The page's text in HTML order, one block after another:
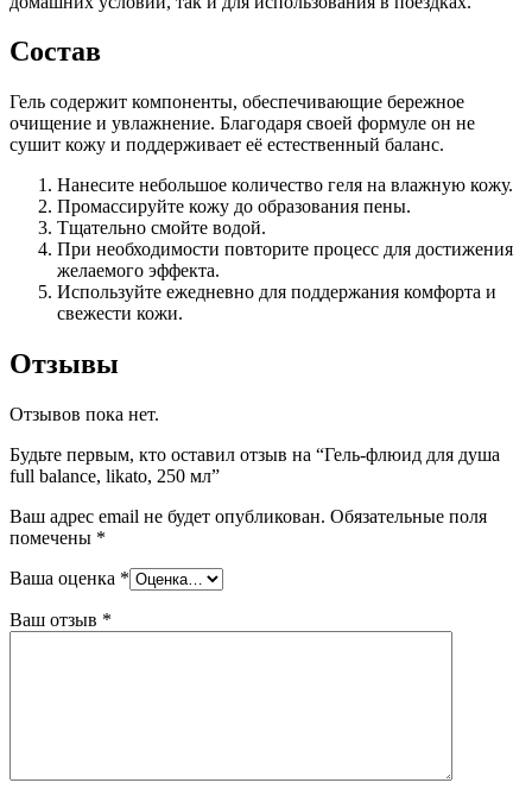
Состав
Гель содержит компоненты, обеспечивающие бережное
очищение и увлажнение. Благодаря своей формуле он не
сушит кожу и поддерживает её естественный баланс.
Нанесите небольшое количество геля на влажную кожу.
Промассируйте кожу до образования пены.
Tщательно смойте водой.
При необходимости повторите процесс для достижения
желаемого эффекта.
Используйте ежедневно для поддержания комфорта и
свежести кожи.
Отзывы
Отзывов пока нет.
Будьте первым, кто оставил отзыв на “Гель-флюид для душа
full balance, likato, 250 мл”
Ваш адрес email не будет опубликован. Обязательные поля
помечены *
Ваша оценка *
Ваш отзыв *